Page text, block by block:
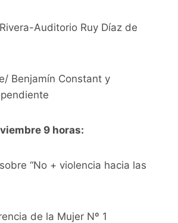
Auditorio Ruy Díaz de
Benjamín Constant y
9 horas:
“No + violencia hacia las
de la Mujer Nº 1